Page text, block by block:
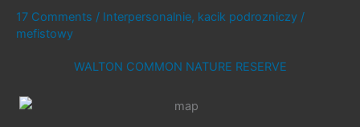
17 Comments / Interpersonalnie, kacik podrozniczy /
mefistowy
WALTON COMMON NATURE RESERVE